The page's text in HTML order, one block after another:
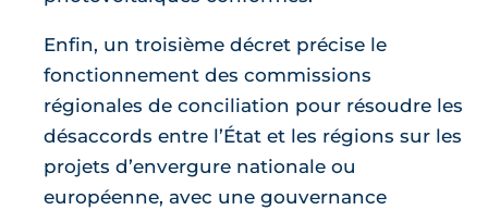
Enfin, un troisième décret précise le
fonctionnement des commissions
régionales de conciliation pour résoudre les
désaccords entre l’État et les régions sur les
projets d’envergure nationale ou
européenne, avec une gouvernance